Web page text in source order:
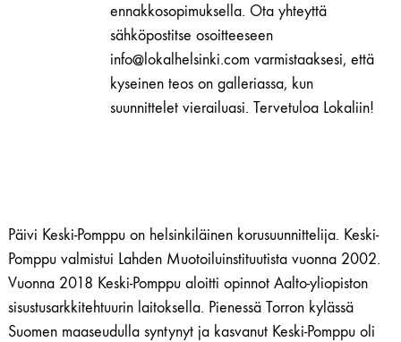
ennakkosopimuksella. Ota yhteyttä
sähköpostitse osoitteeseen
info@lokalhelsinki.com varmistaaksesi, että
kyseinen teos on galleriassa, kun
suunnittelet vierailuasi. Tervetuloa Lokaliin!
Päivi Keski-Pomppu on helsinkiläinen korusuunnittelija. Keski-
Pomppu valmistui Lahden Muotoiluinstituutista vuonna 2002.
Vuonna 2018 Keski-Pomppu aloitti opinnot Aalto-yliopiston
sisustusarkkitehtuurin laitoksella. Pienessä Torron kylässä
Suomen maaseudulla syntynyt ja kasvanut Keski-Pomppu oli